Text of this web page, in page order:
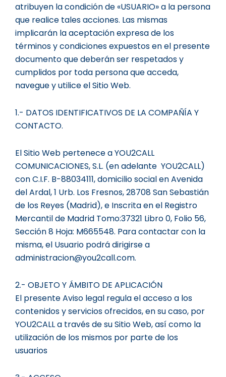
atribuyen la condición de «USUARIO» a la persona
que realice tales acciones. Las mismas
implicarán la aceptación expresa de los
términos y condiciones expuestos en el presente
documento que deberán ser respetados y
cumplidos por toda persona que acceda,
navegue y utilice el Sitio Web.
1.- DATOS IDENTIFICATIVOS DE LA COMPAÑÍA Y
CONTACTO.
El Sitio Web pertenece a YOU2CALL
COMUNICACIONES, S.L. (en adelante YOU2CALL)
con C.I.F. B-88034111, domicilio social en Avenida
del Ardal, 1 Urb. Los Fresnos, 28708 San Sebastián
de los Reyes (Madrid), e Inscrita en el Registro
Mercantil de Madrid Tomo:37321 Libro 0, Folio 56,
Sección 8 Hoja: M665548. Para contactar con la
misma, el Usuario podrá dirigirse a
administracion@you2call.com.
2.- OBJETO Y ÁMBITO DE APLICACIÓN
El presente Aviso legal regula el acceso a los
contenidos y servicios ofrecidos, en su caso, por
YOU2CALL a través de su Sitio Web, así como la
utilización de los mismos por parte de los
usuarios